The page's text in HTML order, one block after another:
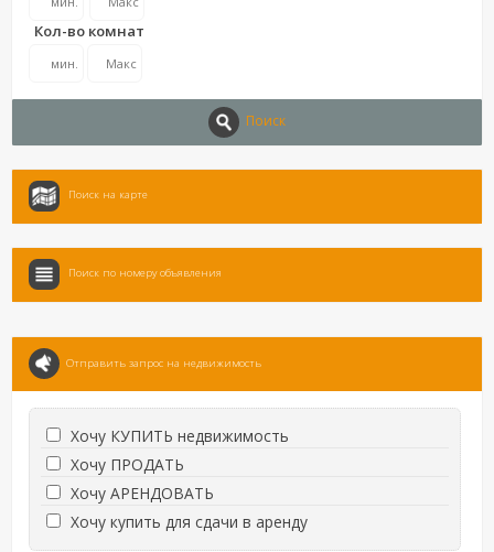
Кол-во комнат
Поиск
Поиск на карте
Поиск по номеру объявления
Отправить запрос на недвижимость
Хочу КУПИТЬ недвижимость
Хочу ПРОДАТЬ
Хочу АРЕНДОВАТЬ
Хочу купить для сдачи в аренду